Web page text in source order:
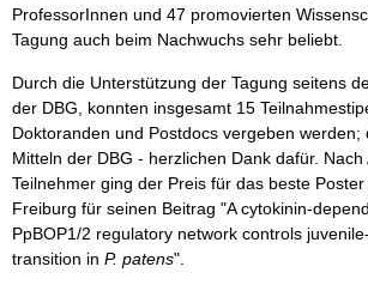
ProfessorInnen und 47 promovierten
Tagung auch beim Nachwuchs sehr beliebt.
Durch die Unterstützung der Tagung seitens
der DBG, konnten insgesamt 15
Doktoranden und Postdocs vergeben werden;
Mitteln der DBG - herzlichen Dank dafür.
Teilnehmer ging der Preis für das beste
Freiburg für seinen Beitrag "A cytokinin-
PpBOP1/2 regulatory network controls
transition in P. patens".